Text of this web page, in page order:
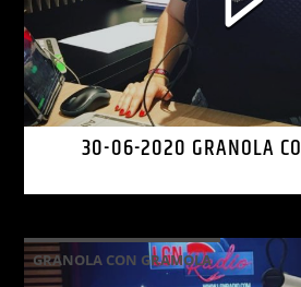
30-06-2020 GRANOLA
GRANOLA CON GRAMOLA